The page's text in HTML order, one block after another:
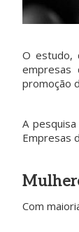
O estudo,
empresas
promoção
A
Empresas
Com